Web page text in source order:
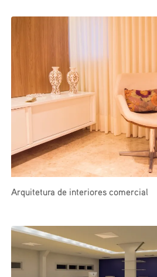
Arquitetura de interiores comercial